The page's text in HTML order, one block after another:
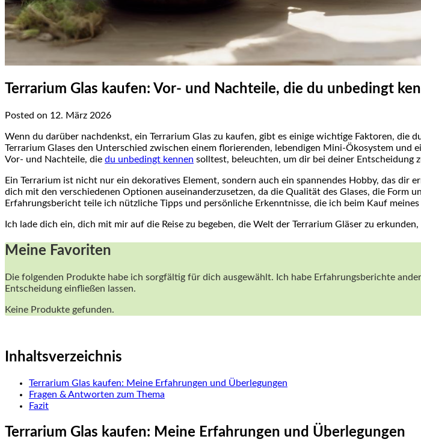
Terrarium Glas kaufen: Vor- und Nachteile, die du unbedingt
Posted on 12. März 2026
Wenn du darüber nachdenkst, ein Terrarium Glas zu kaufen, gibt es einige wichtige Faktoren, die
Terrarium ⁢Glases den Unterschied zwischen einem⁣ florierenden,‌ lebendigen Mini-Ökosystem und
Vor- und Nachteile, die ‌ du unbedingt kennen solltest, ​beleuchten, ‍um ‌dir bei deiner Entscheidung
Ein Terrarium ist nicht nur ein dekoratives Element, sondern auch ein spannendes Hobby, ‌das
dich ⁣mit den verschiedenen​ Optionen auseinanderzusetzen,⁣ da die Qualität des Glases, die Form
Erfahrungsbericht teile ich ⁣nützliche Tipps ​und persönliche Erkenntnisse, die ich beim Kauf
Ich lade⁣ dich ein, dich mit mir auf die Reise zu begeben, die Welt der Terrarium Gläser ‍zu
Meine Favoriten
Die⁣ folgenden​ Produkte habe ich ‍sorgfältig für dich ausgewählt. ​Ich habe Erfahrungsberichte
‍Entscheidung einfließen lassen.​
Keine Produkte gefunden.
Inhaltsverzeichnis
Terrarium Glas kaufen: Meine Erfahrungen⁢ und Überlegungen
Fragen &‍ Antworten ‌zum ‌Thema
Fazit
Terrarium Glas kaufen: Meine Erfahrungen und Überlegungen